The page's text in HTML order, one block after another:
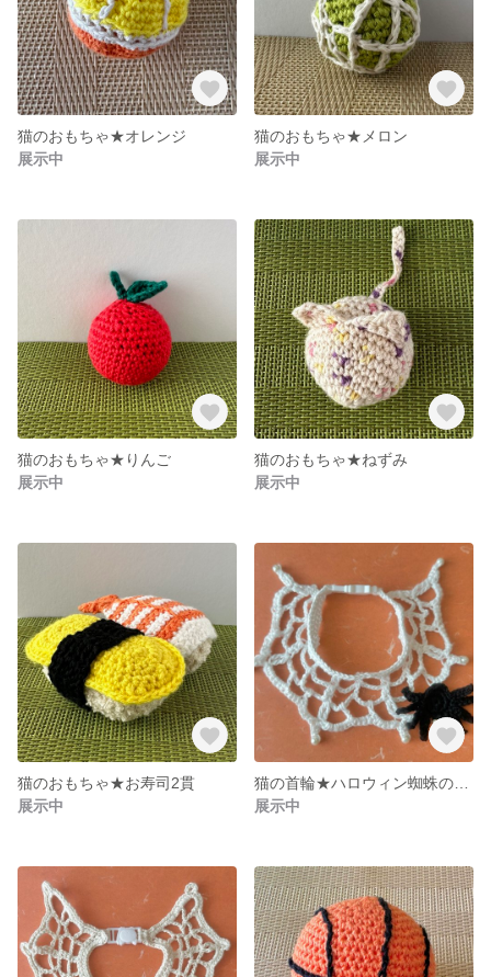
猫のおもちゃ★オレンジ
展示中
猫のおもちゃ★メロン
展示中
猫のおもちゃ★りんご
展示中
猫のおもちゃ★ねずみ
展示中
猫のおもちゃ★お寿司2貫
展示中
展示中